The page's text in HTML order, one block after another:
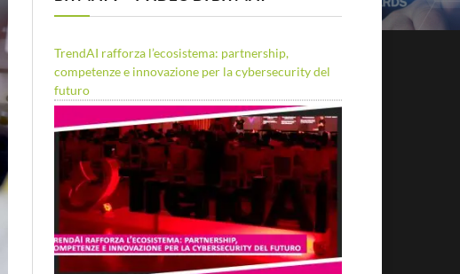
TrendAI rafforza l’ecosistema: partnership,
competenze e innovazione per la cybersecurity del
futuro